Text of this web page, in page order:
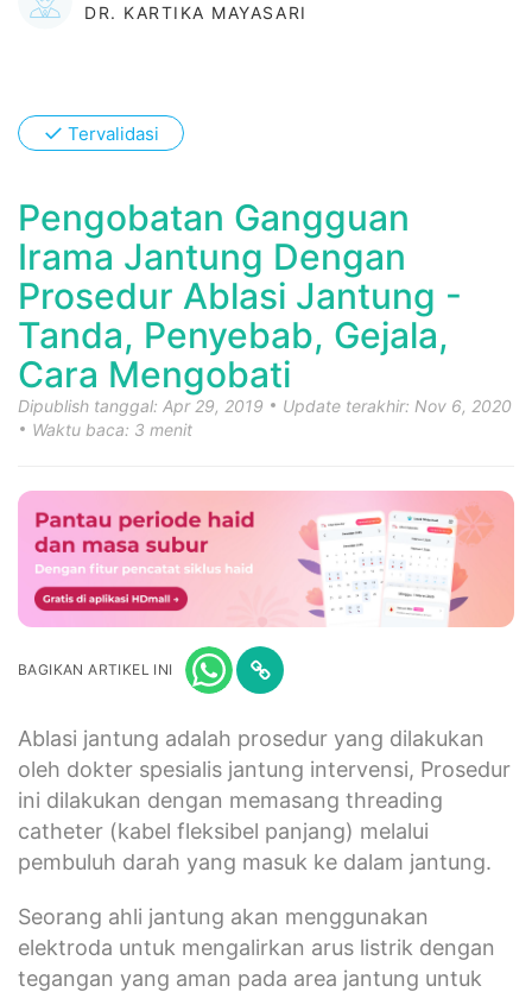
DR. KARTIKA MAYASARI
✓ Tervalidasi
Pengobatan Gangguan
Irama Jantung Dengan
Prosedur Ablasi Jantung -
Tanda, Penyebab, Gejala,
Cara Mengobati
Dipublish tanggal: Apr 29, 2019
Update terakhir: Nov 6, 2020
Waktu baca: 3 menit
BAGIKAN ARTIKEL INI
Ablasi jantung adalah prosedur yang dilakukan
oleh dokter spesialis jantung intervensi, Prosedur
ini dilakukan dengan memasang threading
catheter (kabel fleksibel panjang) melalui
pembuluh darah yang masuk ke dalam jantung.
Seorang ahli jantung akan menggunakan
elektroda untuk mengalirkan arus listrik dengan
tegangan yang aman pada area jantung untuk